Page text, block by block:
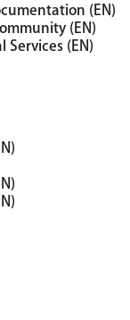
代表您同意我們得依據我們的
(EN)
(EN)
Services (EN)